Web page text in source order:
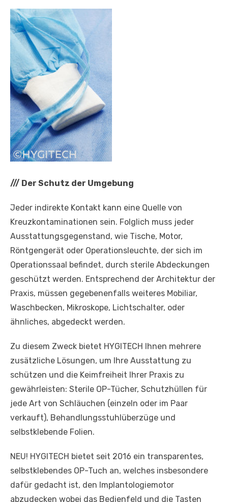
/// Der Schutz der Umgebung
Jeder indirekte Kontakt kann eine Quelle von
Kreuzkontaminationen sein. Folglich muss jeder
Ausstattungsgegenstand, wie Tische, Motor,
Röntgengerät oder Operationsleuchte, der sich im
Operationssaal befindet, durch sterile Abdeckungen
geschützt werden. Entsprechend der Architektur der
Praxis, müssen gegebenenfalls weiteres Mobiliar,
Waschbecken, Mikroskope, Lichtschalter, oder
ähnliches, abgedeckt werden.
Zu diesem Zweck bietet HYGITECH Ihnen mehrere
zusätzliche Lösungen, um Ihre Ausstattung zu
schützen und die Keimfreiheit Ihrer Praxis zu
gewährleisten: Sterile OP-Tücher, Schutzhüllen für
jede Art von Schläuchen (einzeln oder im Paar
verkauft), Behandlungsstuhlüberzüge und
selbstklebende Folien.
NEU! HYGITECH bietet seit 2016 ein transparentes,
selbstklebendes OP-Tuch an, welches insbesondere
dafür gedacht ist, den Implantologiemotor
abzudecken wobei das Bedienfeld und die Tasten